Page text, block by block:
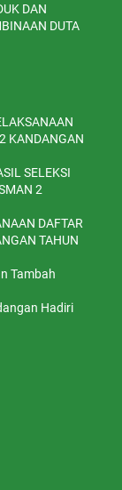
DAN
DUTA
KANDANGAN
SELEKSI
2
DAFTAR
TAHUN
Tambah
Hadiri